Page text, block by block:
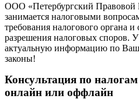
ООО «Петербургский Правовой
занимается налоговыми
требования налогового органа
разрешения налоговых споров.
актуальную информацию по
законы!
Консультация по
онлайн или оффлайн